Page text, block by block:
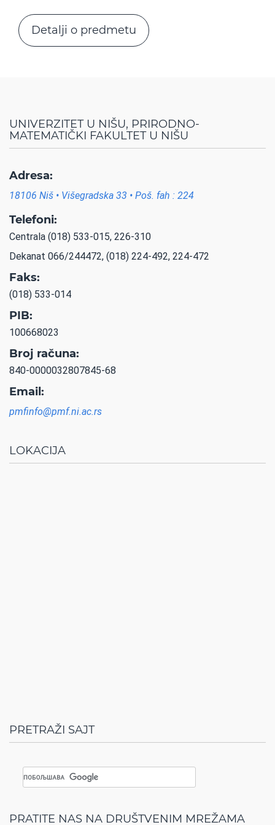
Detalji o predmetu
UNIVERZITET U NIŠU, PRIRODNO-
MATEMATIČKI FAKULTET U NIŠU
Adresa:
18106 Niš • Višegradska 33 • Poš. fah : 224
Telefoni:
Centrala (018) 533-015, 226-310
Dekanat 066/244472, (018) 224-492, 224-472
Faks:
(018) 533-014
PIB:
100668023
Broj računa:
840-0000032807845-68
Email:
pmfinfo@pmf.ni.ac.rs
LOKACIJA
PRETRAŽI SAJT
PRATITE NAS NA DRUŠTVENIM MREŽAMA